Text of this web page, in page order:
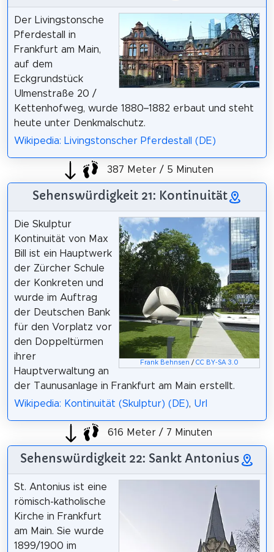
Der Livingstonsche
Pferdestall in
Frankfurt am Main,
auf dem
Eckgrundstück
Ulmenstraße 20 /
Kettenhofweg, wurde 1880–1882 erbaut und steht
heute unter Denkmalschutz.
Wikipedia: Livingstonscher Pferdestall (DE)
387 Meter / 5 Minuten
Sehenswürdigkeit 21: Kontinuität
Frank Behnsen /CC BY-SA 3.0
Die Skulptur
Kontinuität von Max
Bill ist ein Hauptwerk
der Zürcher Schule
der Konkreten und
wurde im Auftrag
der Deutschen Bank
für den Vorplatz vor
den Doppeltürmen
ihrer
Hauptverwaltung an
der Taunusanlage in Frankfurt am Main erstellt.
Wikipedia: Kontinuität (Skulptur) (DE), Url
616 Meter / 7 Minuten
Sehenswürdigkeit 22: Sankt Antonius
St. Antonius ist eine
römisch-katholische
Kirche in Frankfurt
am Main. Sie wurde
1899/1900 im